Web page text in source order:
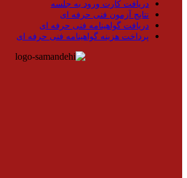
دریافت کارت ورود به جلسه
نتایج آزمون فنی حرفه ای
دریافت گواهینامه فنی حرفه ای
پرداخت هزینه گواهینامه فنی حرفه ای